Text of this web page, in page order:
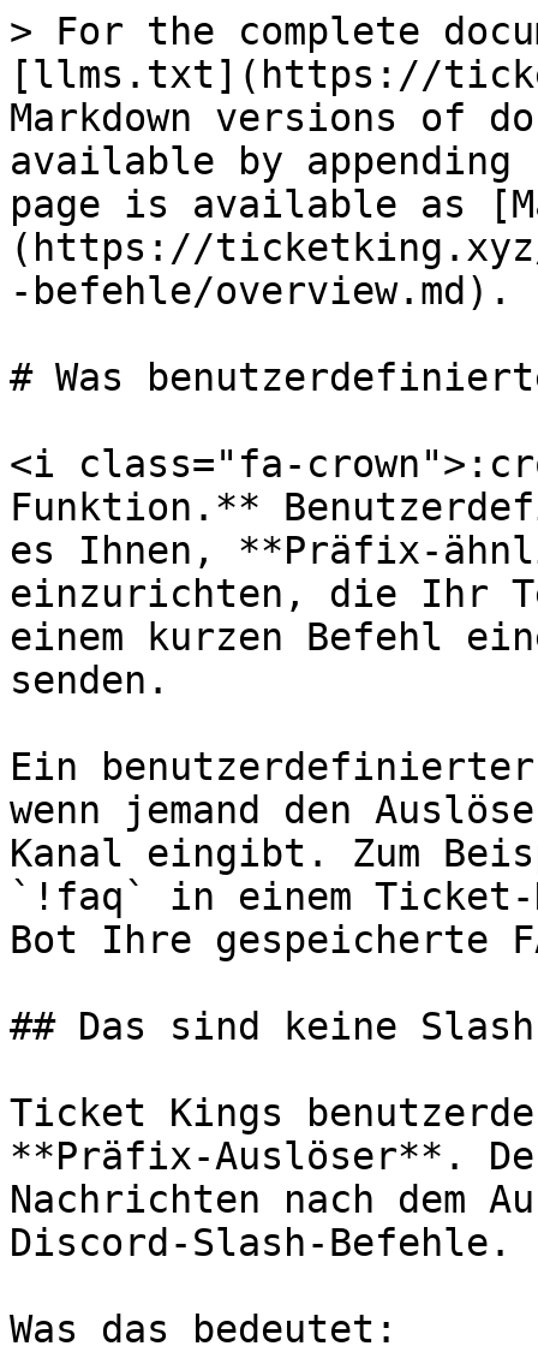
> For the complete
[llms.txt](https://
Markdown versions of
available by
page is available as
(https://
-befehle/overview.md).
# Was
<i class="fa-
Funktion.**
es Ihnen, **Präfix-
einzurichten, die Ihr
einem kurzen Befehl
senden.
Ein
wenn jemand den
Kanal eingibt. Zum
`!faq` in einem Ticket-
Bot Ihre gespeicherte
## Das sind keine
Ticket Kings
**Präfix-Auslöser**.
Nachrichten nach dem
Discord-Slash-Befehle.
Was das bedeutet: